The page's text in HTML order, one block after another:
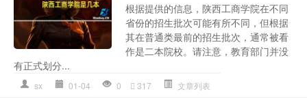
根据提供的信息，陕西工商学院在不同
省份的招生批次可能有所不同，但根据
其在普通类最前的招生批次，通常被看
作是二本院校。请注意，教育部门并没
有正式划分...
sx 01-04 0 317 文章列表